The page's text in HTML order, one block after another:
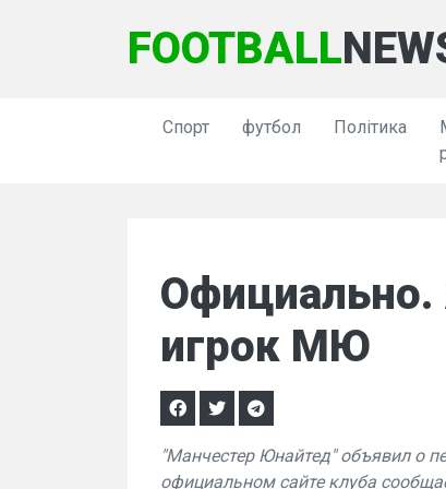
FOOTBALL
Спорт футбол Політика
игрок МЮ
"Манчестер Юнайтед" объявил о
официальном сайте клуба